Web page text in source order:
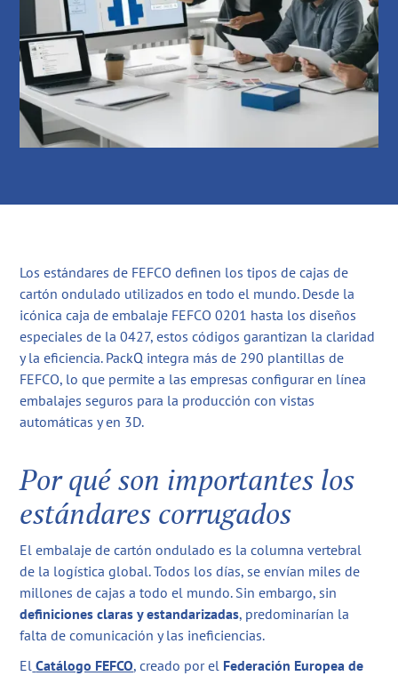
Los estándares de FEFCO definen los tipos de cajas de
cartón ondulado utilizados en todo el mundo. Desde la
icónica caja de embalaje FEFCO 0201 hasta los diseños
especiales de la 0427, estos códigos garantizan la claridad
y la eficiencia. PackQ integra más de 290 plantillas de
FEFCO, lo que permite a las empresas configurar en línea
embalajes seguros para la producción con vistas
automáticas y en 3D.
Por qué son importantes los
estándares corrugados
El embalaje de cartón ondulado es la columna vertebral
de la logística global. Todos los días, se envían miles de
millones de cajas a todo el mundo. Sin embargo, sin
definiciones claras y estandarizadas, predominarían la
falta de comunicación y las ineficiencias.
El Catálogo FEFCO, creado por el Federación Europea de